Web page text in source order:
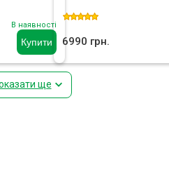
Купити
В наявності
6990 грн.
ще